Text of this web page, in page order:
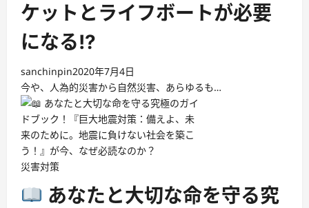
ケットとライフボートが必要
になる!?
sanchinpin2020年7月4日
今や、人為的災害から自然災害、あらゆるも…
災害対策
あなたと大切な命を守る究